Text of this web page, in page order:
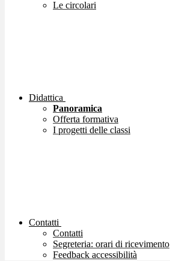
Le circolari
Didattica
Panoramica
Offerta formativa
I progetti delle classi
Contatti
Contatti
Segreteria: orari di ricevimento
Feedback accessibilità